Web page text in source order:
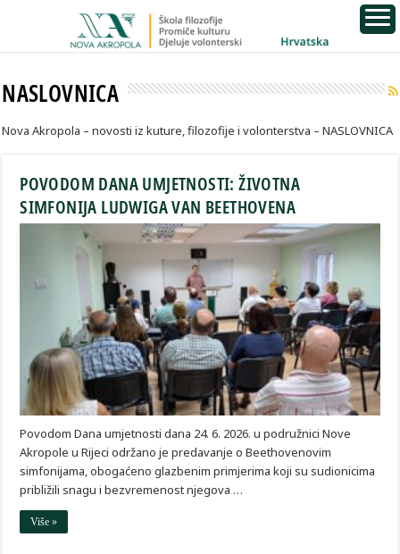
NASLOVNICA
Nova Akropola – novosti iz kuture, filozofije i volonterstva – NASLOVNICA
POVODOM DANA UMJETNOSTI: ŽIVOTNA
SIMFONIJA LUDWIGA VAN BEETHOVENA
Povodom Dana umjetnosti dana 24. 6. 2026. u podružnici Nove
Akropole u Rijeci održano je predavanje o Beethovenovim
simfonijama, obogaćeno glazbenim primjerima koji su sudionicima
približili snagu i bezvremenost njegova …
Više »